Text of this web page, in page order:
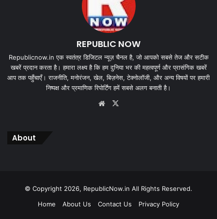
REPUBLIC NOW
Republicnow.in एक स्वतंत्र डिजिटल न्यूज़ चैनल है, जो आपको सबसे तेज और सटीक
खबरें प्रदान करता है। हमारा लक्ष्य है कि हम दुनिया भर की महत्वपूर्ण और प्रासंगिक खबरें
आप तक पहुँचाएँ। राजनीति, मनोरंजन, खेल, बिज़नेस, टेक्नोलॉजी, और अन्य विषयों पर हमारी
निष्पक्ष और प्रमाणिक रिपोर्टिंग हमें सबसे अलग बनाती है।
Website
About
© Copyright 2026, RepublicNow.in All Rights Reserved.
Home
About Us Contact Us Privacy Policy